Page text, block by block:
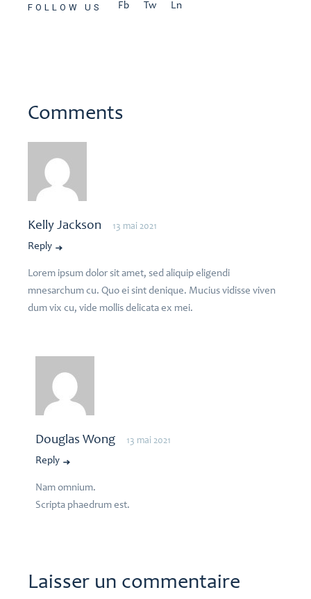
FOLLOW US Fb Tw Ln
Comments
Kelly Jackson 13 mai 2021
Reply
Lorem ipsum dolor sit amet, sed aliquip eligendi
mnesarchum cu. Quo ei sint denique. Mucius vidisse viven
dum vix cu, vide mollis delicata ex mei.
Douglas Wong 13 mai 2021
Reply
Nam omnium.
Scripta phaedrum est.
Laisser un commentaire